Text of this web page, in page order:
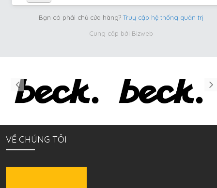
Bạn có phải chủ cửa hàng? Truy cập hệ thống quản trị
Cung cấp bởi Bizweb
VỀ CHÚNG TÔI